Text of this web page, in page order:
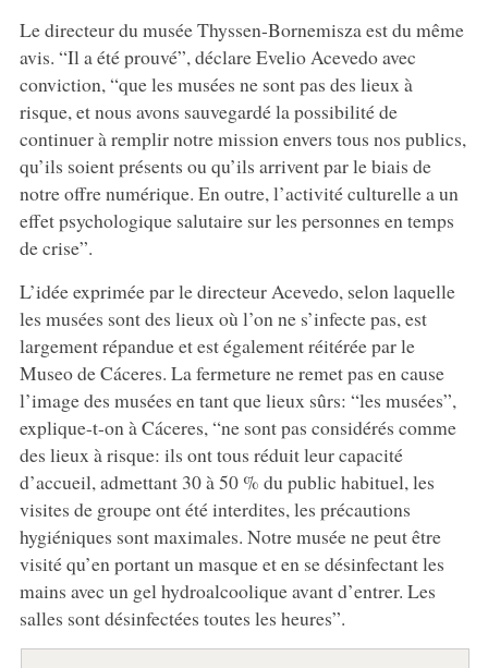
Le directeur du musée Thyssen-Bornemisza est du même
avis. “Il a été prouvé”, déclare Evelio Acevedo avec
conviction, “que les musées ne sont pas des lieux à
risque, et nous avons sauvegardé la possibilité de
continuer à remplir notre mission envers tous nos publics,
qu’ils soient présents ou qu’ils arrivent par le biais de
notre offre numérique. En outre, l’activité culturelle a un
effet psychologique salutaire sur les personnes en temps
de crise”.
L’idée exprimée par le directeur Acevedo, selon laquelle
les musées sont des lieux où l’on ne s’infecte pas, est
largement répandue et est également réitérée par le
Museo de Cáceres. La fermeture ne remet pas en cause
l’image des musées en tant que lieux sûrs: “les musées”,
explique-t-on à Cáceres, “ne sont pas considérés comme
des lieux à risque: ils ont tous réduit leur capacité
d’accueil, admettant 30 à 50 % du public habituel, les
visites de groupe ont été interdites, les précautions
hygiéniques sont maximales. Notre musée ne peut être
visité qu’en portant un masque et en se désinfectant les
mains avec un gel hydroalcoolique avant d’entrer. Les
salles sont désinfectées toutes les heures”.